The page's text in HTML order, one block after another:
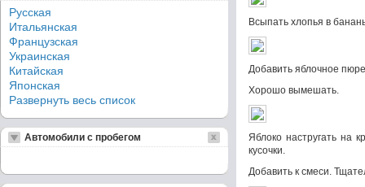
Всыпать хлопья в
Добавить яблочное
Хорошо вымешать.
Яблоко настругать на
кусочки.
Добавить к смеси.
Русская
Итальянская
Французская
Украинская
Китайская
Японская
Развернуть весь список
Автомобили с пробегом